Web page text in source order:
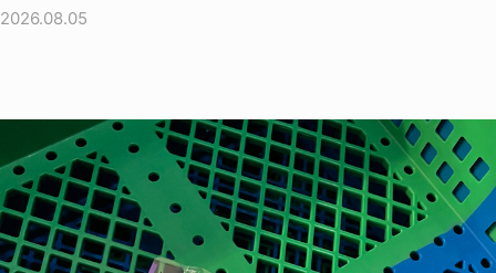
2026.08.05